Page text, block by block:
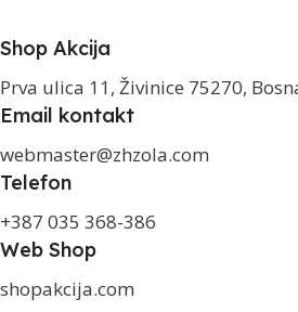
Shop Akcija
Prva ulica 11, Živinice 75270,
Email kontakt
webmaster@zhzola.com
Telefon
+387 035 368-386
Web Shop
shopakcija.com